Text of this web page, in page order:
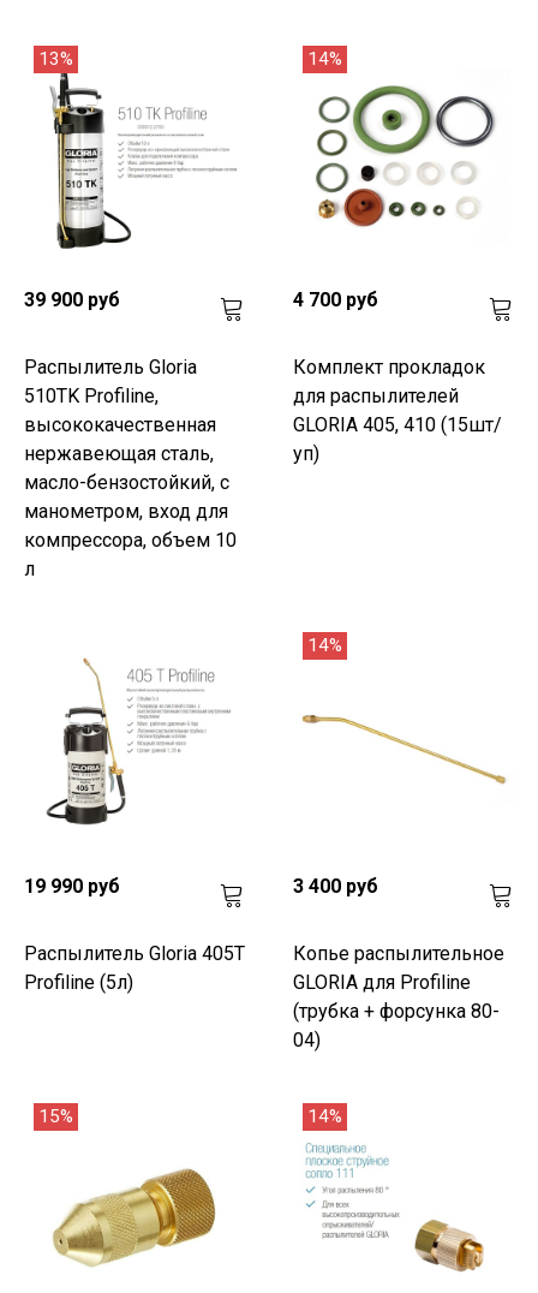
13%
39 900 руб
Распылитель Gloria
510TK Profiline,
высококачественная
нержавеющая сталь,
масло-бензостойкий, с
манометром, вход для
компрессора, объем 10
л
14%
4 700 руб
Комплект прокладок
для распылителей
GLORIA 405, 410 (15шт/
уп)
19 990 руб
Распылитель Gloria 405T
Profiline (5л)
14%
3 400 руб
Копье распылительное
GLORIA для Profiline
(трубка + форсунка 80-
04)
15% 14%